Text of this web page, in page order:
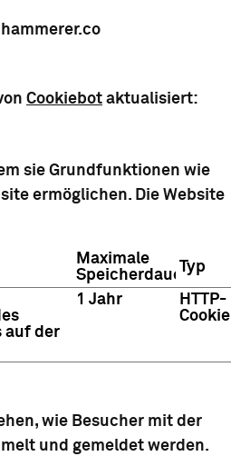
Cookiebot aktualisiert:
sie Grundfunktionen wie
ermöglichen. Die Website
Maximale
SpeicherdauerTyp
auf der
1 Jahr
HTTP-
Cookie
wie Besucher mit der
und gemeldet werden.